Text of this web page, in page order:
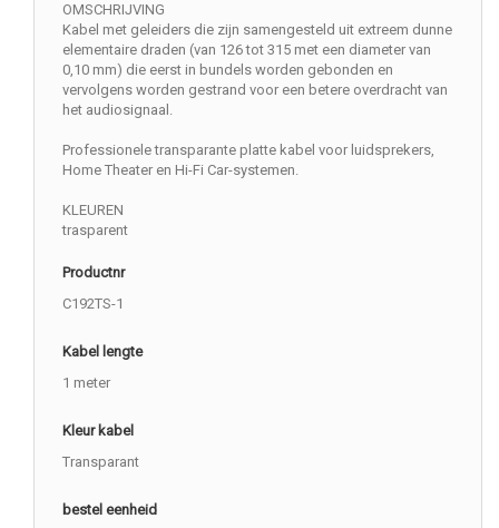
OMSCHRIJVING
Kabel met geleiders die zijn samengesteld uit extreem dunne
elementaire draden (van 126 tot 315 met een diameter van
0,10 mm) die eerst in bundels worden gebonden en
vervolgens worden gestrand voor een betere overdracht van
het audiosignaal.
Professionele transparante platte kabel voor luidsprekers,
Home Theater en Hi-Fi Car-systemen.
KLEUREN
trasparent
Productnr
C192TS-1
Kabel lengte
1 meter
Kleur kabel
Transparant
bestel eenheid